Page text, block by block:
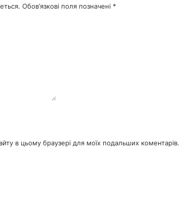
Обов’язкові поля позначені *
в цьому браузері для моїх подальших коментарів.